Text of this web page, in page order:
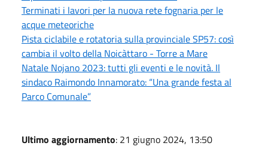
Terminati i lavori per la nuova rete fognaria per le
acque meteoriche
Pista ciclabile e rotatoria sulla provinciale SP57: così
cambia il volto della Noicàttaro - Torre a Mare
Natale Nojano 2023: tutti gli eventi e le novità. Il
sindaco Raimondo Innamorato: “Una grande festa al
Parco Comunale”
Ultimo aggiornamento: 21 giugno 2024, 13:50